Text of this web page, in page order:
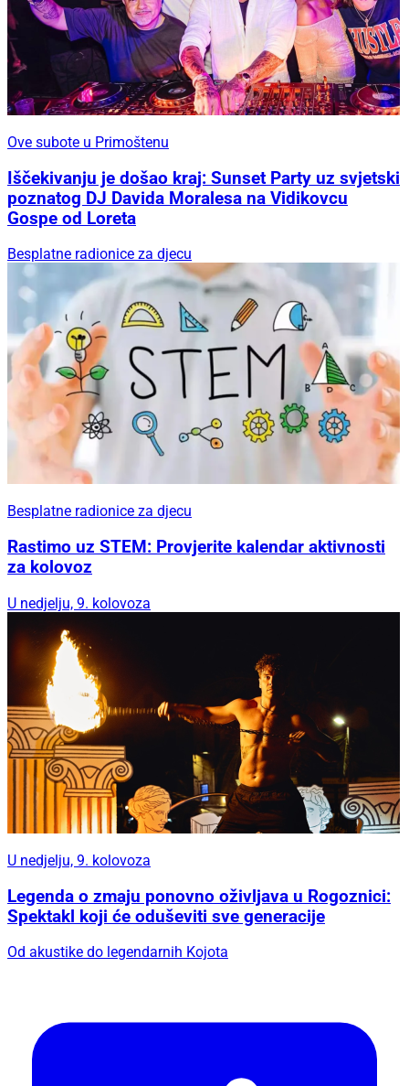
Ove subote u Primoštenu
Iščekivanju je došao kraj: Sunset Party uz svjetski
poznatog DJ Davida Moralesa na Vidikovcu
Gospe od Loreta
Besplatne radionice za djecu
Besplatne radionice za djecu
Rastimo uz STEM: Provjerite kalendar aktivnosti
za kolovoz
U nedjelju, 9. kolovoza
U nedjelju, 9. kolovoza
Legenda o zmaju ponovno oživljava u Rogoznici:
Spektakl koji će oduševiti sve generacije
Od akustike do legendarnih Kojota